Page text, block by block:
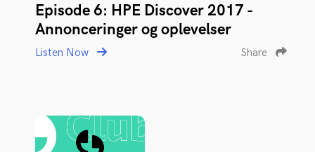
Episode 6: HPE Discover 2017 -
Annonceringer og oplevelser
Listen Now Share